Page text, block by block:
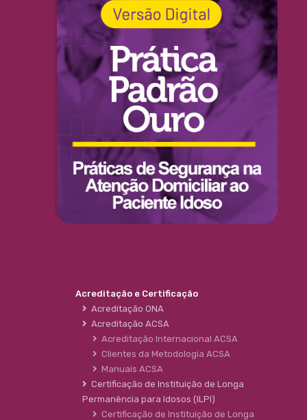
Acreditação e Certificação
Acreditação ONA
Acreditação ACSA
Acreditação Internacional ACSA
Clientes da Metodologia ACSA
Manuais ACSA
Certificação de Instituição de Longa
Permanência para Idosos (ILPI)
Certificação de Instituição de Longa